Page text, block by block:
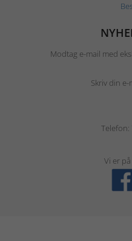
Modtag e-mail med
Skriv din
Telefon:
Vi er